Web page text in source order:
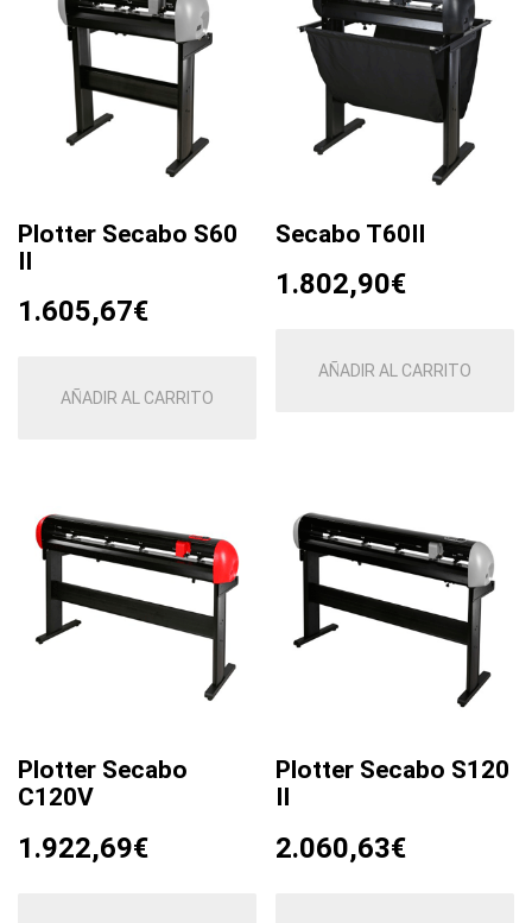
Plotter Secabo S60
II
1.605,67€
AÑADIR AL CARRITO
Secabo T60II
1.802,90€
AÑADIR AL CARRITO
Plotter Secabo
C120V
1.922,69€
Plotter Secabo S120
II
2.060,63€